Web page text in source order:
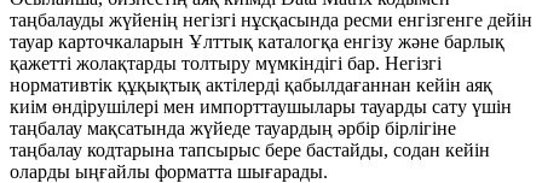
таңбалауды жүйенің негізгі нұсқасында ресми енгізгенге дейін
тауар карточкаларын Ұлттық каталогқа енгізу және барлық
қажетті жолақтарды толтыру мүмкіндігі бар. Негізгі
нормативтік құқықтық актілерді қабылдағаннан кейін аяқ
киім өндірушілері мен импорттаушылары тауарды сату үшін
таңбалау мақсатында жүйеде тауардың әрбір бірлігіне
таңбалау кодтарына тапсырыс бере бастайды, содан кейін
оларды ыңғайлы форматта шығарады.